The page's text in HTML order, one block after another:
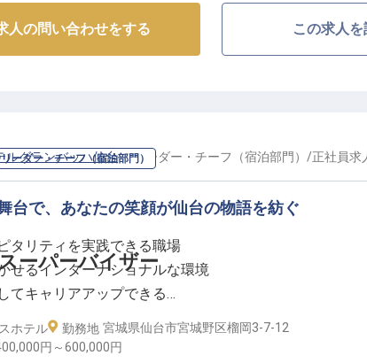
に佇む「ホテルモントレ仙台」は、ヨーロピアンテイス
客様に心温まるサービスをご提供しています。206室
発揮してみませんか？
スピタリティが身につく成長環境】
で、フロント業務全般をお任せします。
が、丁寧な指導とサポート体制が整っているので未経
一流の接客スキルやマナーはもちろん、英語や中国語
奨金制度や社員割引、グループホテル優待利用など福
人の問い合わせをする この求人
リーダー・チーフ（宿泊部門）
ーパーバイザー
ルグランバッハ仙台のリーダー・チーフ（宿泊部門） /正社員求
台で、あなたの笑顔が仙台の物語を紡ぐ
タリティを実践できる職場
せるインターナショナルな環境
てキャリアアップできる
設の社員割引特典あり
ホテル 勤務地 宮城県仙台市宮城野区榴岡3-7-12
円～600,000円